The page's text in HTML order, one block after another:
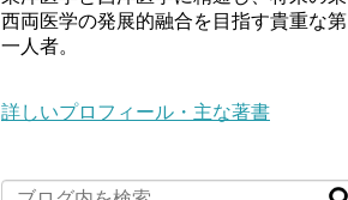
西両医学の発展的融合を目指す貴重な第
一人者。
詳しいプロフィール・主な著書